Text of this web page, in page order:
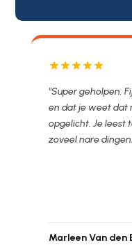
Fijn die vaste prijs
dat niet je wordt
tegenwoordig